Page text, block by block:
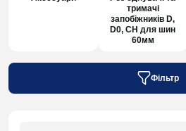
тримачі
запобіжників D,
D0, CH для шин
60мм
Фільтр